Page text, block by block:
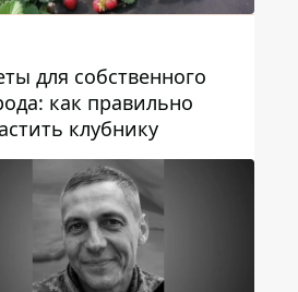
для собственного
как правильно
клубнику